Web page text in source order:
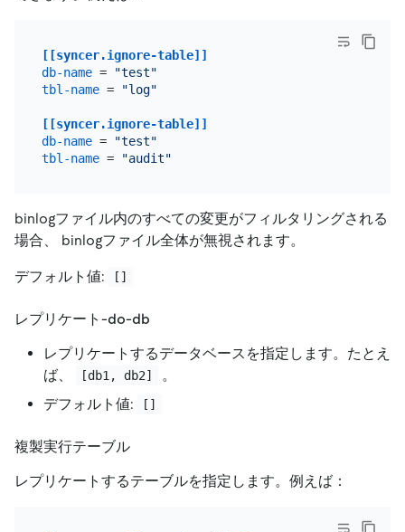
[[syncer.ignore-table]]
db-name =
"test"
tbl-name = "log"
[[syncer.ignore-table]]
db-name =
"test"
tbl-name = "audit"
binlogファイル内のすべての変更がフィルタリングされる
場合、 binlogファイル全体が無視されます。
デフォルト値: []
レプリケート-do-db
レプリケートするデータベースを指定します。たとえ
ば、
[db1, db2]
。
デフォルト値:
[]
複製実行テーブル
レプリケートするテーブルを指定します。例えば：